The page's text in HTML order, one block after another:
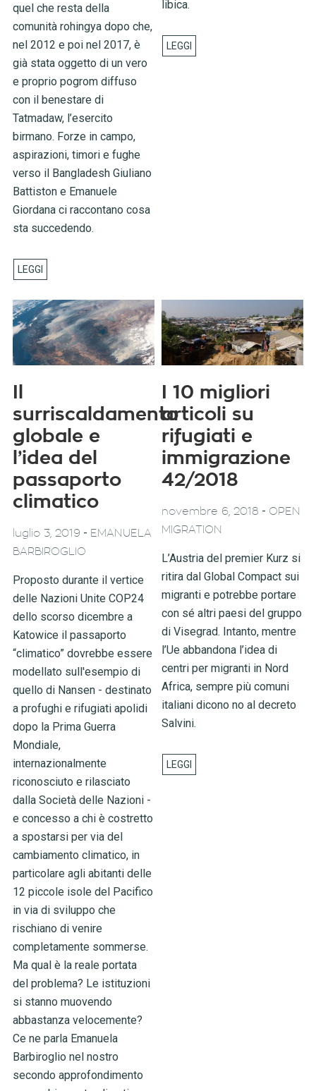
quel che resta della
comunità rohingya dopo che,
nel 2012 e poi nel 2017, è
già stata oggetto di un vero
e proprio pogrom diffuso
con il benestare di
Tatmadaw, l’esercito
birmano. Forze in campo,
aspirazioni, timori e fughe
verso il Bangladesh Giuliano
Battiston e Emanuele
Giordana ci raccontano cosa
sta succedendo.
libica.
surriscaldamento
globale e
l’idea del
passaporto
climatico
luglio 3, 2019 - EMANUELA
BARBIROGLIO
Proposto durante il vertice
delle Nazioni Unite COP24
dello scorso dicembre a
Katowice il passaporto
“climatico” dovrebbe essere
modellato sull'esempio di
quello di Nansen - destinato
a profughi e rifugiati apolidi
dopo la Prima Guerra
Mondiale,
internazionalmente
riconosciuto e rilasciato
dalla Società delle Nazioni -
e concesso a chi è costretto
a spostarsi per via del
cambiamento climatico, in
particolare agli abitanti delle
12 piccole isole del Pacifico
in via di sviluppo che
rischiano di venire
completamente sommerse.
Ma qual è la reale portata
del problema? Le istituzioni
si stanno muovendo
abbastanza velocemente?
Ce ne parla Emanuela
Barbiroglio nel nostro
secondo approfondimento
I 10 migliori
articoli su
rifugiati e
immigrazione
42/2018
novembre 6, 2018 - OPEN
MIGRATION
L’Austria del premier Kurz si
ritira dal Global Compact sui
migranti e potrebbe portare
con sé altri paesi del gruppo
di Visegrad. Intanto, mentre
l’Ue abbandona l’idea di
centri per migranti in Nord
Africa, sempre più comuni
italiani dicono no al decreto
Salvini.